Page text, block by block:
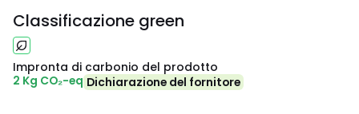
Classificazione green
Impronta di carbonio del prodotto
2 Kg CO₂-eq Dichiarazione del fornitore